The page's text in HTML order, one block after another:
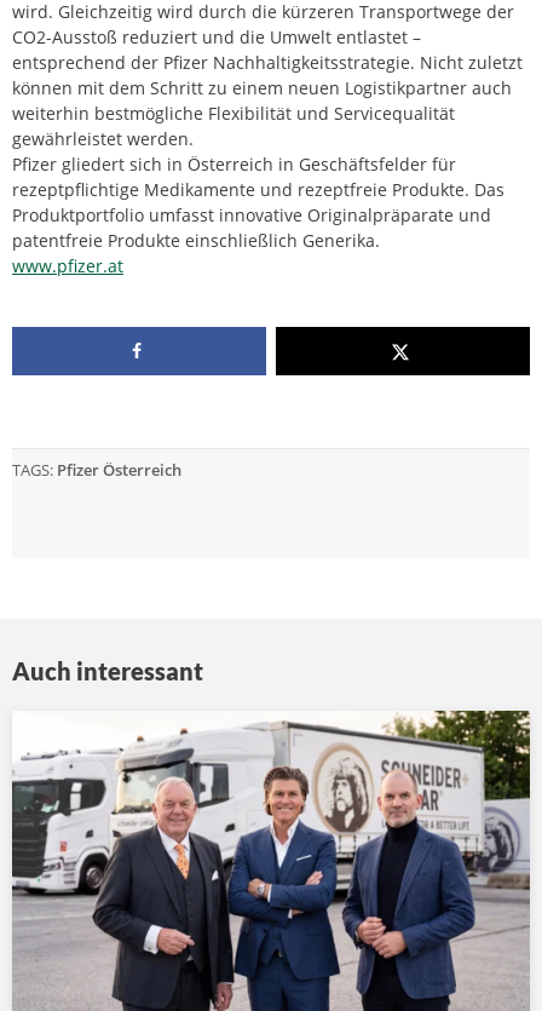
wird. Gleichzeitig wird durch die kürzeren Transportwege der
CO2-Ausstoß reduziert und die Umwelt entlastet –
entsprechend der Pfizer Nachhaltigkeitsstrategie. Nicht zuletzt
können mit dem Schritt zu einem neuen Logistikpartner auch
weiterhin bestmögliche Flexibilität und Servicequalität
gewährleistet werden.
Pfizer gliedert sich in Österreich in Geschäftsfelder für
rezeptpflichtige Medikamente und rezeptfreie Produkte. Das
Produktportfolio umfasst innovative Originalpräparate und
patentfreie Produkte einschließlich Generika.
www.pfizer.at
TAGS: Pfizer Österreich
Auch interessant